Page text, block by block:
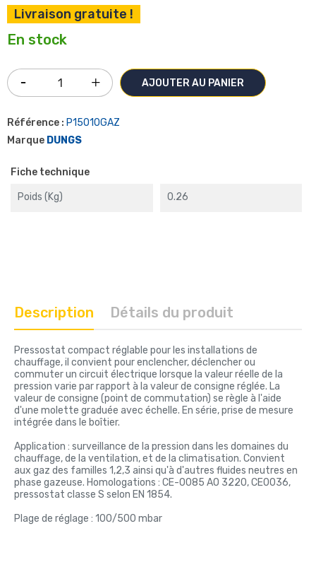
Livraison gratuite !
En stock
AJOUTER AU PANIER
Référence : P15010GAZ
Marque DUNGS
Fiche technique
Poids (kg) 0.26
Description Détails du produit
Pressostat compact réglable pour les installations de
chauffage, il convient pour enclencher, déclencher ou
commuter un circuit électrique lorsque la valeur réelle de la
pression varie par rapport à la valeur de consigne réglée. La
valeur de consigne (point de commutation) se règle à l'aide
d'une molette graduée avec échelle. En série, prise de mesure
intégrée dans le boîtier.
Application : surveillance de la pression dans les domaines du
chauffage, de la ventilation, et de la climatisation. Convient
aux gaz des familles 1,2,3 ainsi qu'à d'autres fluides neutres en
phase gazeuse. Homologations : CE-0085 AO 3220, CE0036,
pressostat classe S selon EN 1854.
Plage de réglage : 100/500 mbar